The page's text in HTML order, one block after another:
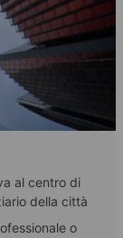
al centro di
della città
o